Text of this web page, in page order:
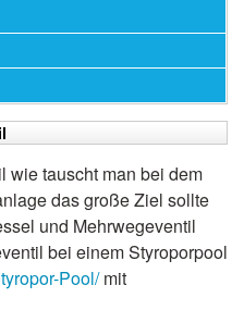
wie tauscht man bei dem
das große Ziel sollte
und Mehrwegeventil
bei einem Styroporpool
Pool/mit